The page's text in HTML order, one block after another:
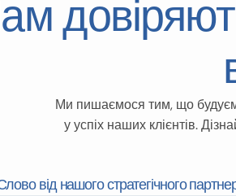
Ми пишаємося тим, що
у успіх наших клієнтів.
від нашого стратегічного